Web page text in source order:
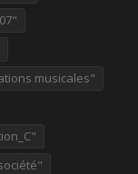
musicales"